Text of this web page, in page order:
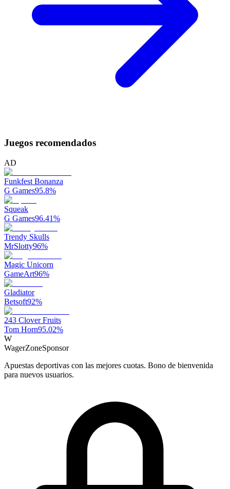
Juegos recomendados
AD
Funkfest Bonanza
G Games95.8%
Squeak
G Games96.41%
Trendy Skulls
MrSlotty96%
Magic Unicorn
GameArt96%
Gladiator
Betsoft92%
243 Clover Fruits
Tom Horn95.02%
W
WagerZoneSponsor
Apuestas deportivas con las mejores cuotas. Bono de bienvenida
para nuevos usuarios.